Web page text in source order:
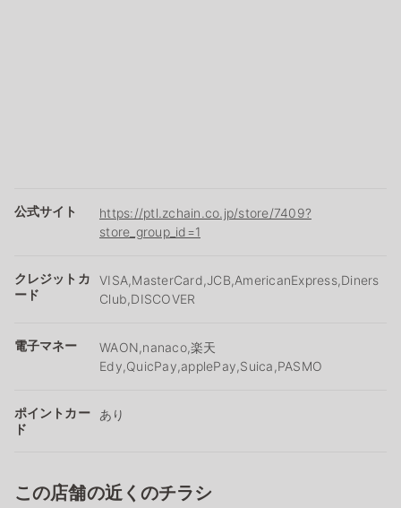
公式サイト
https://ptl.zchain.co.jp/store/7409?
store_group_id=1
クレジットカ
ード
VISA,MasterCard,JCB,AmericanExpress,Diners
Club,DISCOVER
電子マネー
WAON,nanaco,楽天
Edy,QuicPay,applePay,Suica,PASMO
ポイントカー
ド
あり
この店舗の近くのチラシ